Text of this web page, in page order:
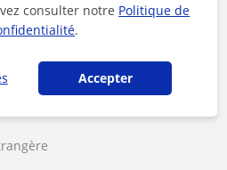
offert
(11 avis)
consulter notre Politique de
.
Accepter